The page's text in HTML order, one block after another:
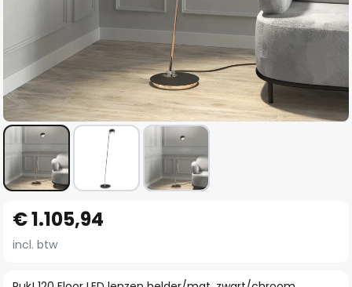
naar
het
van
€ 1.105,94
incl. btw